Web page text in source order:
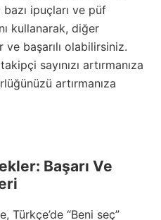
bazı ipuçları ve püf
kullanarak, diğer
ve başarılı olabilirsiniz.
sayınızı artırmanıza
artırmanıza
Başarı Ve
Türkçe’de “Beni seç”